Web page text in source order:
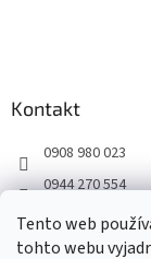
Tento web
tohto webu
Kontakt
0908 980 023
0944 270 554
Facebook